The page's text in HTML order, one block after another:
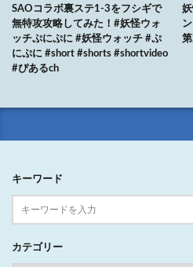
SAOコラボ裏ステ1-3をフシギで
無特攻攻略してみた！#妖怪ウォ
ッチぷにぷに #妖怪ウォッチ #ぷ
にぷに #short #shorts #shortvideo
#ぴあるch
キーワード
カテゴリー